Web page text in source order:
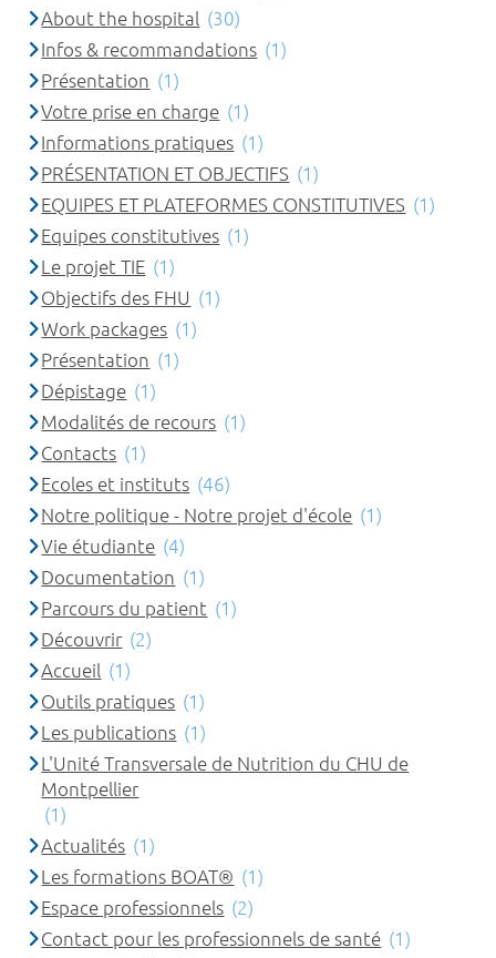
About the hospital (30)
Infos & recommandations (1)
Présentation (1)
Votre prise en charge (1)
Informations pratiques (1)
PRÉSENTATION ET OBJECTIFS (1)
EQUIPES ET PLATEFORMES CONSTITUTIVES (1)
Equipes constitutives (1)
Le projet TIE (1)
Objectifs des FHU (1)
Work packages (1)
Présentation (1)
Dépistage (1)
Modalités de recours (1)
Contacts (1)
Ecoles et instituts (46)
Notre politique - Notre projet d'école (1)
Vie étudiante (4)
Documentation (1)
Parcours du patient (1)
Découvrir (2)
Accueil (1)
Outils pratiques (1)
Les publications (1)
L'Unité Transversale de Nutrition du CHU de
Montpellier
(1)
Actualités (1)
Les formations BOAT® (1)
Espace professionnels (2)
Contact pour les professionnels de santé (1)